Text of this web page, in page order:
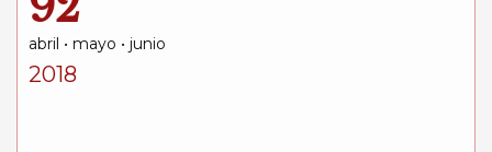
abril • mayo • junio
2018